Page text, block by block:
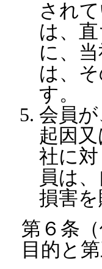
され
は、
に、
は、
す。
会員
起因
社に
員は
損害
第６条
目的と